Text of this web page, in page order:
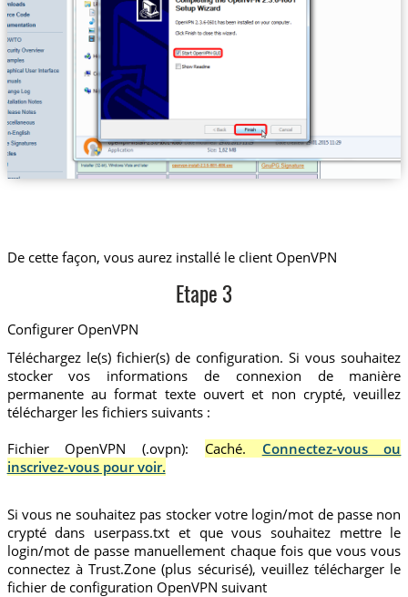
De cette façon, vous aurez installé le client OpenVPN
Etape 3
Configurer OpenVPN
Téléchargez le(s) fichier(s) de configuration. Si vous souhaitez
stocker vos informations de connexion de manière
permanente au format texte ouvert et non crypté, veuillez
télécharger les fichiers suivants :
Fichier OpenVPN (.ovpn):
Caché. Connectez-vous ou
inscrivez-vous pour voir.
Si vous ne souhaitez pas stocker votre login/mot de passe non
crypté dans userpass.txt et que vous souhaitez mettre le
login/mot de passe manuellement chaque fois que vous vous
connectez à Trust.Zone (plus sécurisé), veuillez télécharger le
fichier de configuration OpenVPN suivant